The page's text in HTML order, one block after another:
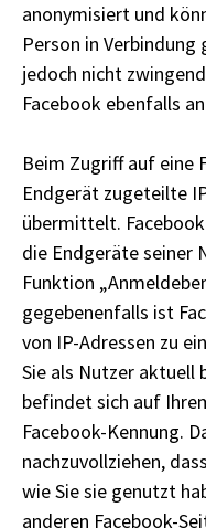
anonymisiert und
Person in
jedoch nicht
Facebook ebenfalls
Beim Zugriff auf eine
Endgerät zugeteilte
übermittelt.
die Endgeräte seiner
Funktion
gegebenenfalls ist
von IP-Adressen zu
Sie als Nutzer aktuell
befindet sich auf
Facebook-Kennung.
nachzuvollziehen,
wie Sie sie genutzt
anderen Facebook-